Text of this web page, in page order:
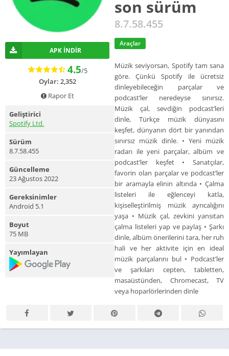
son sürüm
8.7.58.455
Araçlar
Müzik seviyorsan, Spotify tam sana
göre. Çünkü Spotify ile ücretsiz
dinleyebileceğin parçalar ve
podcast’ler neredeyse sınırsız.
Müzik çal, sevdiğin podcast’leri
dinle, Türkçe müzik dünyasını
keşfet, dünyanın dört bir yanından
sınırsız müzik dinle. • Yeni müzik
radarı ile yeni parçalar, albüm ve
podcast’ler keşfet • Sanatçılar,
favorin olan parçalar ve podcast’ler
bir aramayla elinin altında • Çalma
listeleri ile eğlenceyi katla,
kişiselleştirilmiş müzik ayrıcalığını
yaşa • Müzik çal, zevkini yansıtan
çalma listeleri yap ve paylaş • Şarkı
dinle, albüm önerilerini tara, her ruh
hali ve her aktivite için en ideal
müzik parçalarını bul • Podcast’ler
ve şarkıları cepten, tabletten,
masaüstünden, Chromecast, TV
veya hoparlörlerinden dinle
APK İNDIR
4.5/5
Oylar: 2,352
Rapor Et
Geliştirici
Spotify Ltd.
Sürüm
8.7.58.455
Güncelleme
23 Ağustos 2022
Gereksinimler
Android 5.1
Boyut
75 MB
Yayımlayan